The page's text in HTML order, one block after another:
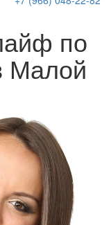
по
Малой